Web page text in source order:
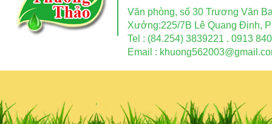
Văn phòng, số 30 Trương Văn
Xưởng:225/7B Lê Quang Định,
Tel : (84.254) 3839221 . 0913
Email :